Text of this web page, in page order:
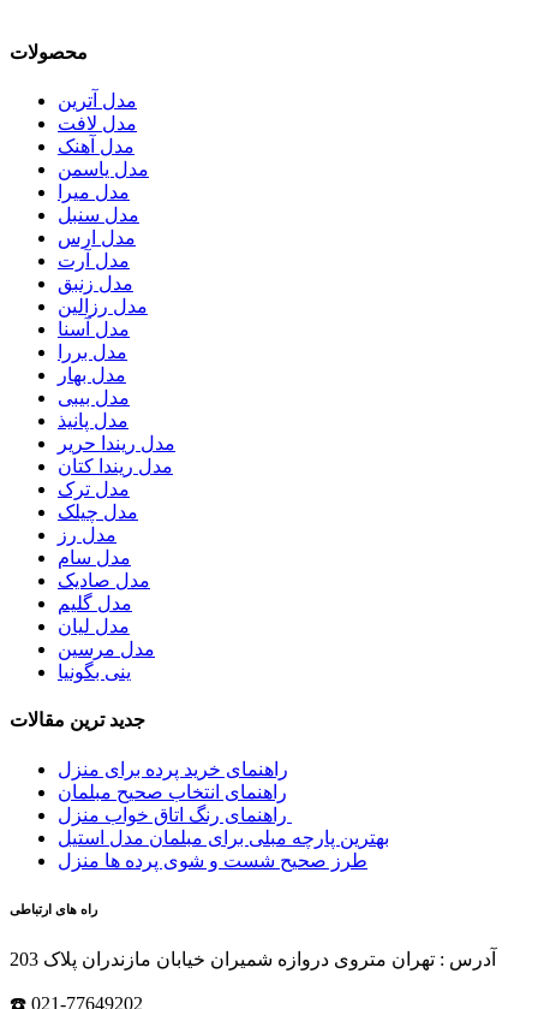
محصولات
مدل آترین
مدل لافت
مدل آهنک
مدل یاسمن
مدل میرا
مدل سنبل
مدل ارس
مدل آرت
مدل زنبق
مدل رزالین
مدل آسنا
مدل بررا
مدل بهار
مدل بیبی
مدل پانیذ
مدل ریندا حریر
مدل ریندا کتان
مدل ترک
مدل چیلک
مدل رز
مدل سام
مدل صادیک
مدل گلیم
مدل لیان
مدل مرسین
ینی بگونیا
جدید ترین مقالات
راهنمای خرید پرده برای منزل
راهنمای انتخاب صحیح مبلمان
بهترین پارچه مبلی برای مبلمان مدل استیل
طرز صحیح شست و شوی پرده ها منزل
راه های ارتباطی
آدرس : تهران متروی دروازه شمیران خیابان مازندران پلاک 203
☎️ 021-77649202